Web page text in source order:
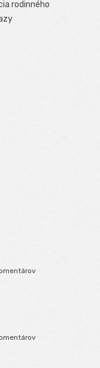
rodinného